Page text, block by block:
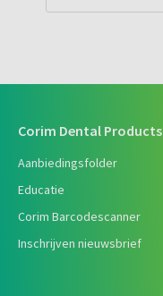
Corim Dental Products
Aanbiedingsfolder
Educatie
Corim Barcodescanner
Inschrijven nieuwsbrief